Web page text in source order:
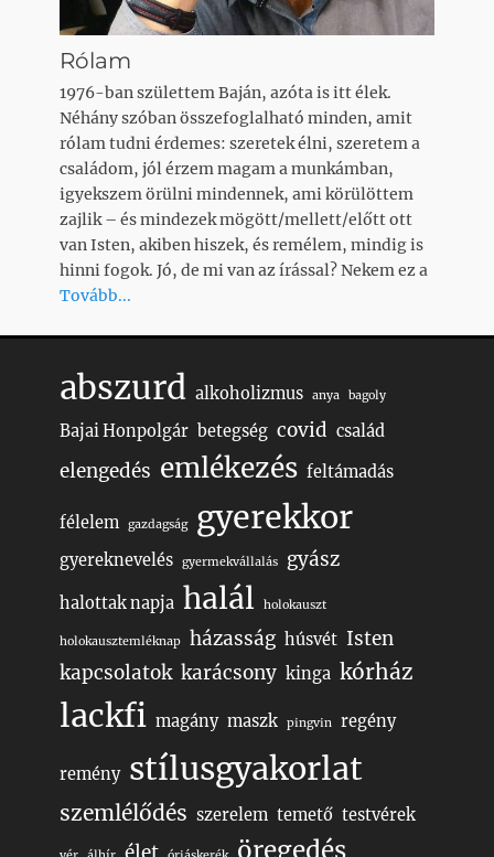
Rólam
1976-ban születtem Baján, azóta is itt élek.
Néhány szóban összefoglalható minden, amit
rólam tudni érdemes: szeretek élni, szeretem a
családom, jól érzem magam a munkámban,
igyekszem örülni mindennek, ami körülöttem
zajlik – és mindezek mögött/mellett/előtt ott
van Isten, akiben hiszek, és remélem, mindig is
hinni fogok. Jó, de mi van az írással? Nekem ez a
Tovább...
abszurd alkoholizmus anya bagoly
Bajai Honpolgár betegség covid család
elengedés emlékezés feltámadás
félelem gazdagság gyerekkor
gyereknevelés gyermekvállalás gyász
halottak napja halál holokauszt
holokausztemléknap házasság húsvét Isten
kapcsolatok karácsony kinga kórház
lackfi magány maszk pingvin regény
remény stílusgyakorlat
szemlélődés szerelem temető testvérek
öregedés